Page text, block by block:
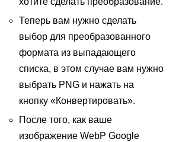
Теперь вам нужно сделать
выбор для преобразованного
формата из выпадающего
списка, в этом случае вам нужно
выбрать PNG и нажать на
кнопку «Конвертировать».
После того, как ваше
изображение WebP Google